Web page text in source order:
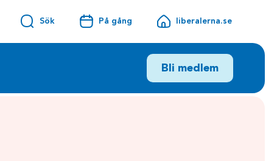
Sök På gång liberalerna.se
Bli medlem